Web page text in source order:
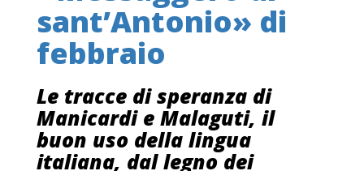
sant’Antonio» di
febbraio
Le tracce di speranza di
Manicardi e Malaguti, il
buon uso della lingua
italiana, dal legno dei